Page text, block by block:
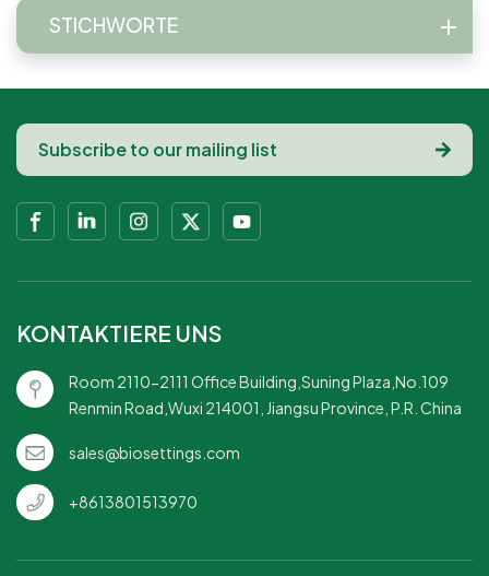
STICHWORTE
KONTAKTIERE UNS
Room 2110-2111 Office Building,Suning Plaza,No.109
Renmin Road,Wuxi 214001, Jiangsu Province, P.R. China
sales@biosettings.com
+8613801513970